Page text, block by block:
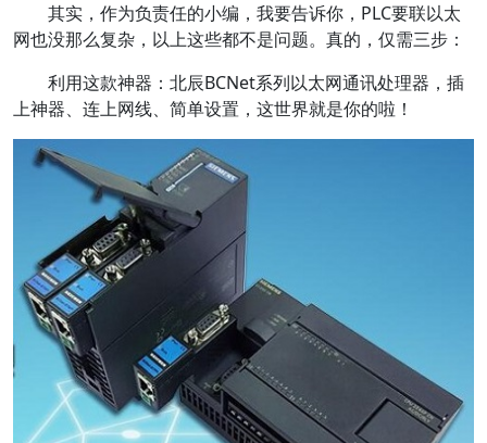
其实，作为负责任的小编，我要告诉你，PLC要联以太
网也没那么复杂，以上这些都不是问题。真的，仅需三步：
利用这款神器：北辰BCNet系列以太网通讯处理器，插
上神器、连上网线、简单设置，这世界就是你的啦！